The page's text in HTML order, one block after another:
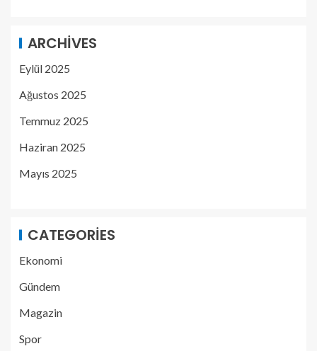
ARCHIVES
Eylül 2025
Ağustos 2025
Temmuz 2025
Haziran 2025
Mayıs 2025
CATEGORIES
Ekonomi
Gündem
Magazin
Spor